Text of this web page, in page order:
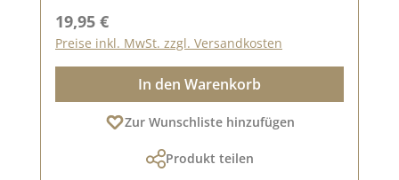
Regulärer Preis:
19,95 €
Preise inkl. MwSt. zzgl. Versandkosten
In den Warenkorb
Zur Wunschliste hinzufügen
Produkt teilen